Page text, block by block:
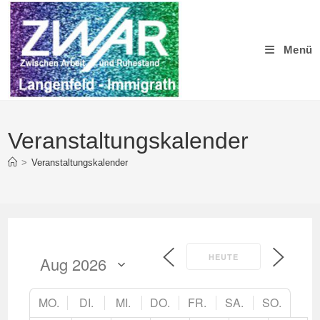
Zum
Inhalt
springen
Menü
Veranstaltungskalender
> Veranstaltungskalender
HEUTE
MO. DI. MI. DO. FR. SA. SO.